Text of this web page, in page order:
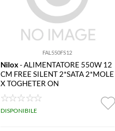
FAL550FS12
Nilox- ALIMENTATORE 550W 12
CM FREE SILENT 2*SATA 2*MOLE
X TOGHETER ON
DISPONIBILE